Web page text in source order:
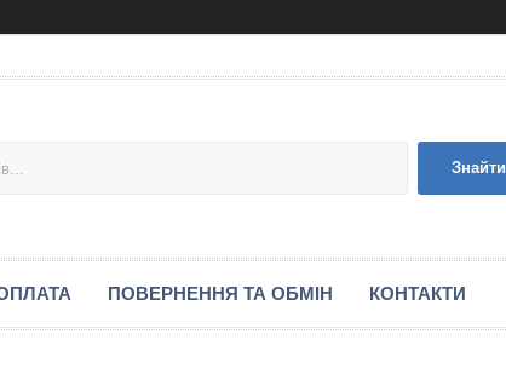
Знайти
ПОВЕРНЕННЯ ТА ОБМІН КОНТАКТИ